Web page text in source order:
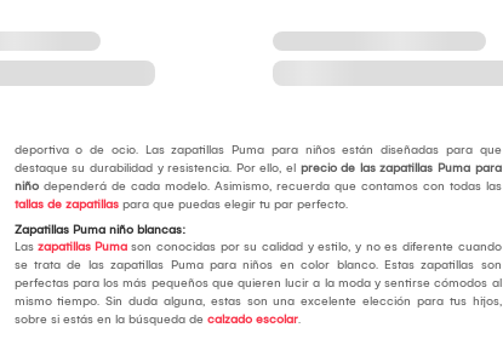
deportiva o de ocio. Las zapatillas Puma para niños están diseñadas para que
destaque su durabilidad y resistencia. Por ello, el precio de las zapatillas Puma para
niñodependerá de cada modelo. Asimismo, recuerda que contamos con todas las
tallas de zapatillaspara que puedas elegir tu par perfecto.
Zapatillas Puma niño blancas:
Las zapatillas Pumason conocidas por su calidad y estilo, y no es diferente cuando
se trata de las zapatillas Puma para niños en color blanco. Estas zapatillas son
perfectas para los más pequeños que quieren lucir a la moda y sentirse cómodos al
mismo tiempo. Sin duda alguna, estas son una excelente elección para tus hijos,
sobre si estás en la búsqueda de calzado escolar.